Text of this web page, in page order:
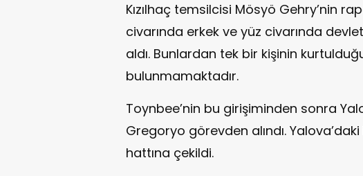
Kızılhaç temsilcisi Mösyö Gehry’nin
civarında erkek ve yüz civarında
aldı. Bunlardan tek bir kişinin
bulunmamaktadır.
Toynbee’nin bu girişiminden sonra
Gregoryo görevden alındı.
hattına çekildi.